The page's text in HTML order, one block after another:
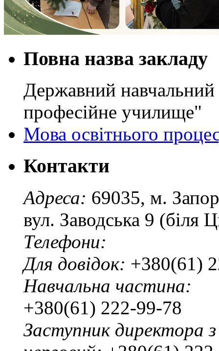
Повна назва закладу
Державний навчальний
професійне училище"
Мова освітнього
Контакти
Адреса: 69035, м.
вул. Заводська 9 (біля
Телефони:
Для довідок: +380(61)
Навчальна частина:
+380(61) 222-99-78
Заступник директора